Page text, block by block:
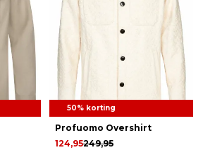
50% korting
Profuomo Overshirt
249,95
124,95